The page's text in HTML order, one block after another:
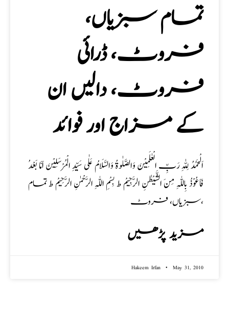
تمام سبزیاں،
فروٹ، ڈرائی
فروٹ، دالیں ان
کے مزاج اور فوائد
اَلْحَمْدُ لِلّٰہِ رَبِّ الْعٰلَمِیْنَ وَالصَّلٰوۃُ وَالسَّلَامُ عَلٰی سَیِّدِ الْمُرْسَلِیْنَ اَمَّا بَعْدُ
فَاَعُوْذُ بِاللّٰہِ مِنَ الشَّیْطٰنِ الرَّجِیْم ط بِسْمِ اللّٰہِ الرَّحْمٰنِ الرَّحِیْم ط تمام
سبزیاں، فروٹ،
مزید پڑھیں
Hakeem Irfan May 31, 2010